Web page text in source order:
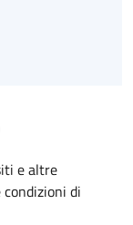
e altre
di